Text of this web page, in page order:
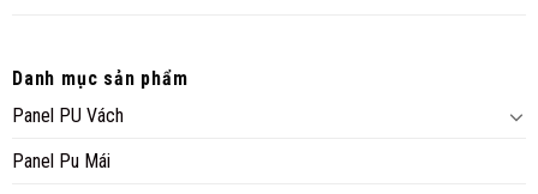
Danh mục sản phẩm
Panel PU Vách
Panel Pu Mái